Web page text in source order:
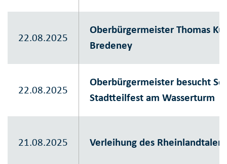
22.08.2025
Oberbürgermeister Thomas
Bredeney
22.08.2025
Oberbürgermeister besucht
Stadtteilfest am Wasserturm
21.08.2025 Verleihung des